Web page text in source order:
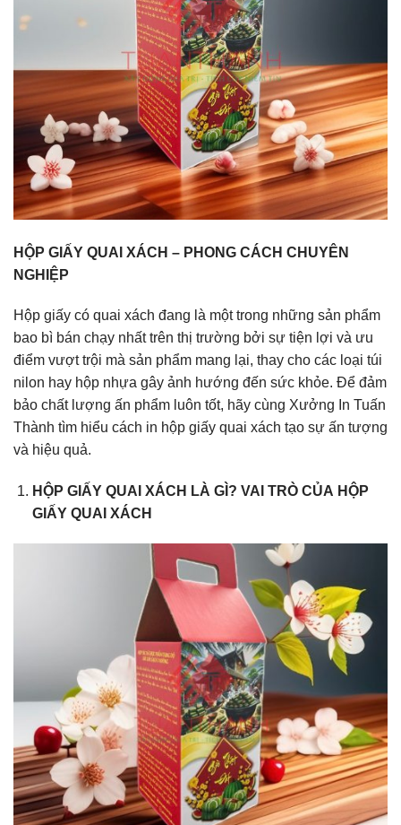
HỘP GIẤY QUAI XÁCH – PHONG CÁCH CHUYÊN
NGHIỆP
Hộp giấy có quai xách đang là một trong những sản phẩm
bao bì bán chạy nhất trên thị trường bởi sự tiện lợi và ưu
điểm vượt trội mà sản phẩm mang lại, thay cho các loại túi
nilon hay hộp nhựa gây ảnh hướng đến sức khỏe. Để đảm
bảo chất lượng ấn phẩm luôn tốt, hãy cùng Xưởng In Tuấn
Thành tìm hiểu cách in hộp giấy quai xách tạo sự ấn tượng
và hiệu quả.
HỘP GIẤY QUAI XÁCH LÀ GÌ? VAI TRÒ CỦA HỘP
GIẤY QUAI XÁCH